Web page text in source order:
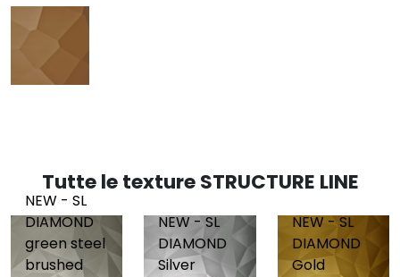
Tutte le texture STRUCTURE LINE
NEW - SL
DIAMOND
green steel
brushed
NEW - SL
DIAMOND
Silver
NEW - SL
DIAMOND
Gold